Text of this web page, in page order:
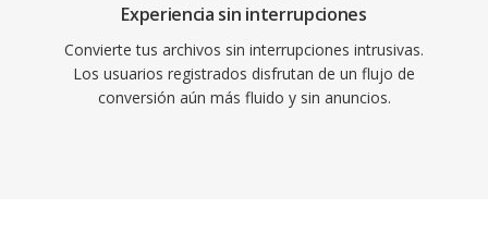
Experiencia sin interrupciones
Convierte tus archivos sin interrupciones intrusivas.
Los usuarios registrados disfrutan de un flujo de
conversión aún más fluido y sin anuncios.